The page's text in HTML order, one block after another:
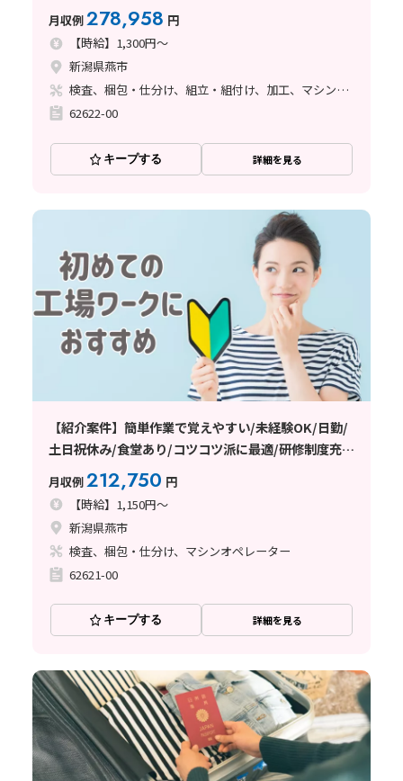
適/研修制度充実/日払い・週払いOK
月収例278,958 円
【時給】1,300円～
新潟県燕市
検査、梱包・仕分け、組立・組付け、加工、マシンオペレーター
62622-00
キープする 詳細を見る
【紹介案件】簡単作業で覚えやすい/未経験OK/日勤/
土日祝休み/食堂あり/コツコツ派に最適/研修制度充
実/日払い・週払いOK
月収例212,750 円
【時給】1,150円～
新潟県燕市
検査、梱包・仕分け、マシンオペレーター
62621-00
キープする 詳細を見る